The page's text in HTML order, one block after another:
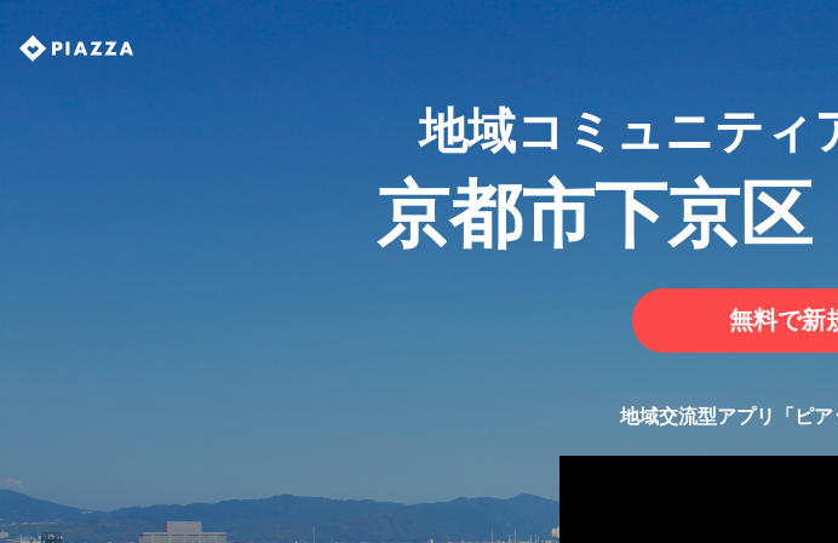
地域コミュニティ
京都市下京
無料で新
地域交流型アプリ「ピ